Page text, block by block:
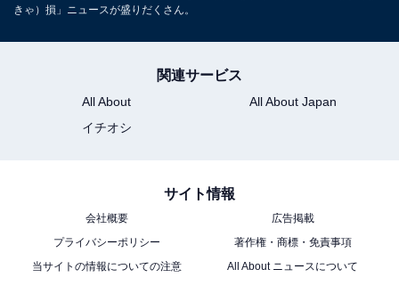
きゃ）損」ニュースが盛りだくさん。
関連サービス
All About
All About Japan
イチオシ
サイト情報
会社概要
広告掲載
プライバシーポリシー
著作権・商標・免責事項
当サイトの情報についての注意
All About ニュースについて